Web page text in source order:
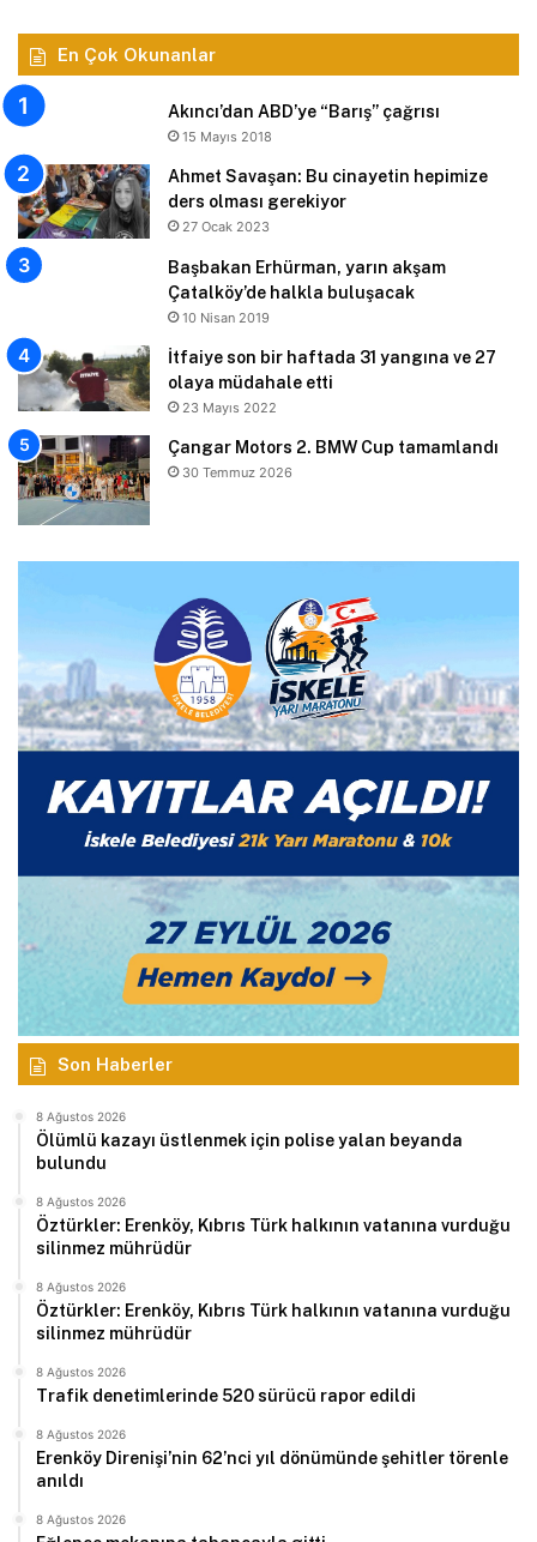
En Çok Okunanlar
Akıncı’dan ABD’ye “Barış” çağrısı
15 Mayıs 2018
Ahmet Savaşan: Bu cinayetin hepimize
ders olması gerekiyor
27 Ocak 2023
Başbakan Erhürman, yarın akşam
Çatalköy’de halkla buluşacak
10 Nisan 2019
İtfaiye son bir haftada 31 yangına ve 27
olaya müdahale etti
23 Mayıs 2022
Çangar Motors 2. BMW Cup tamamlandı
30 Temmuz 2026
Son Haberler
8 Ağustos 2026
Ölümlü kazayı üstlenmek için polise yalan beyanda
bulundu
8 Ağustos 2026
Öztürkler: Erenköy, Kıbrıs Türk halkının vatanına vurduğu
silinmez mührüdür
8 Ağustos 2026
Öztürkler: Erenköy, Kıbrıs Türk halkının vatanına vurduğu
silinmez mührüdür
8 Ağustos 2026
Trafik denetimlerinde 520 sürücü rapor edildi
8 Ağustos 2026
Erenköy Direnişi’nin 62’nci yıl dönümünde şehitler törenle
anıldı
8 Ağustos 2026